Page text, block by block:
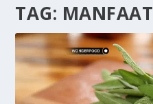
TAG: MANFAAT